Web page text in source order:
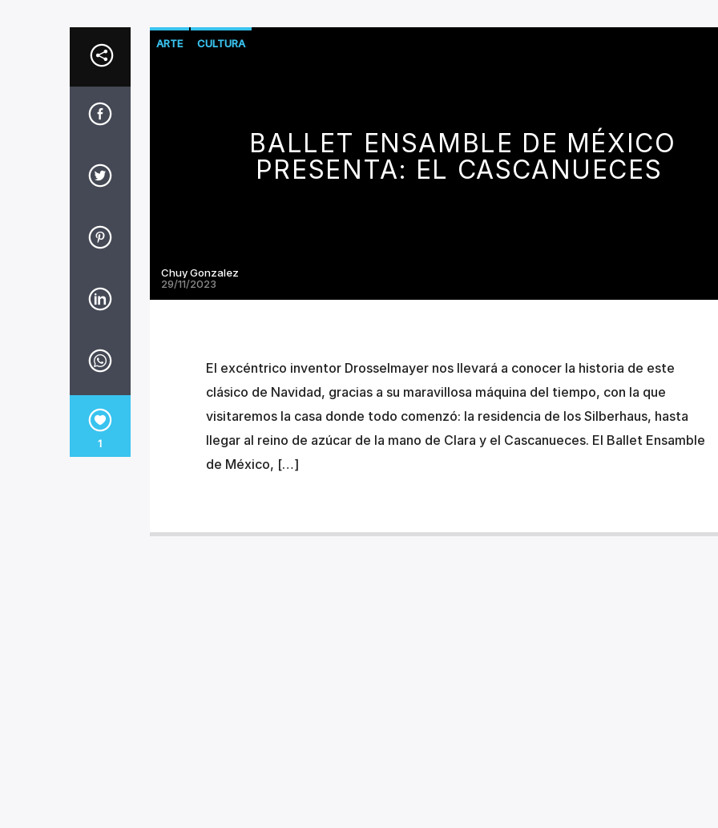
1
ARTE CULTURA
BALLET ENSAMBLE DE MÉXICO
PRESENTA: EL CASCANUECES
Chuy Gonzalez
29/11/2023
El excéntrico inventor Drosselmayer nos llevará a conocer la historia de este
clásico de Navidad, gracias a su maravillosa máquina del tiempo, con la que
visitaremos la casa donde todo comenzó: la residencia de los Silberhaus, hasta
llegar al reino de azúcar de la mano de Clara y el Cascanueces. El Ballet Ensamble
de México, […]